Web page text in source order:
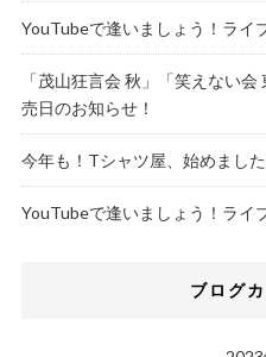
YouTubeで逢いましょう！ライ
「茂山狂言会 秋」「笑えない
売日のお知らせ！
今年も！Tシャツ屋、始めました
YouTubeで逢いましょう！ライ
ブログ